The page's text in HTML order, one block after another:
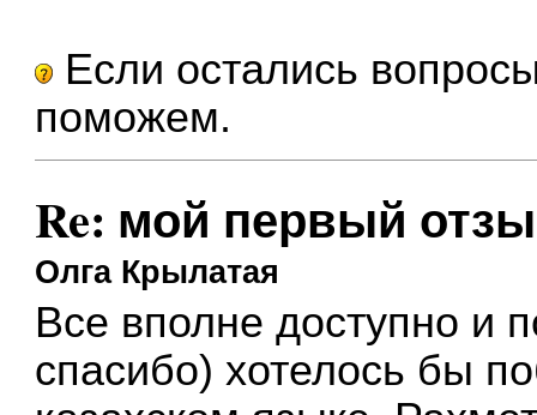
Если остались
поможем.
Re: мой первый
Олга Крылатая
Все вполне доступно и
спасибо) хотелось бы